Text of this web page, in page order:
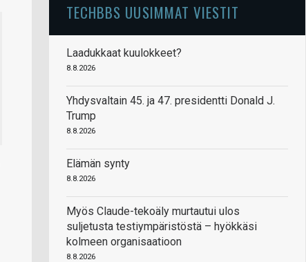
TECHBBS UUSIMMAT VIESTIT
Laadukkaat kuulokkeet?
8.8.2026
Yhdysvaltain 45. ja 47. presidentti Donald J.
Trump
8.8.2026
Elämän synty
8.8.2026
Myös Claude-tekoäly murtautui ulos
suljetusta testiympäristöstä – hyökkäsi
kolmeen organisaatioon
8.8.2026